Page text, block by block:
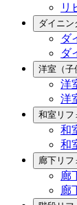
リ
ダイニン
ダ
ダ
洋室（子
洋
洋
和室リフ
和
和
廊下リフ
廊
廊